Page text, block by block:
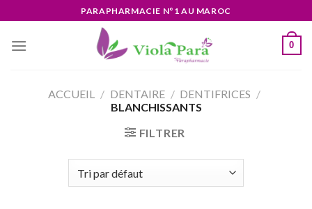
to
content
PARAPHARMACIE N°1 AU MAROC
0
ACCUEIL / DENTAIRE / DENTIFRICES /
BLANCHISSANTS
FILTRER